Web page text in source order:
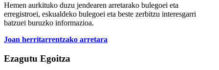
Hemen aurkituko duzu jendearen arretarako bulegoei eta
erregistroei, eskualdeko bulegoei eta beste zerbitzu interesgarri
batzuei buruzko informazioa.
Joan herritarrentzako arretara
Ezagutu Egoitza